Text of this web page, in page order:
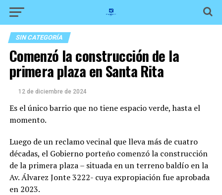
SIN CATEGORÍA
Comenzó la construcción de la
primera plaza en Santa Rita
12 de diciembre de 2024
Es el único barrio que no tiene espacio verde, hasta el
momento.
Luego de un reclamo vecinal que lleva más de cuatro
décadas, el Gobierno porteño comenzó la construcción
de la primera plaza – situada en un terreno baldío en la
Av. Álvarez Jonte 3222- cuya expropiación fue aprobada
en 2023.